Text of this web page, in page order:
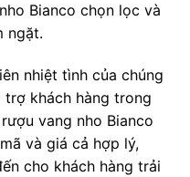
Bianco chọn lọc và
ngặt.
nhiệt tình của chúng
khách hàng trong
vang nho Bianco
và giá cả hợp lý,
cho khách hàng trải